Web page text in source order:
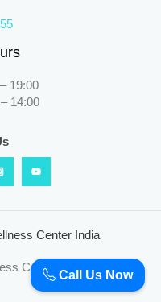
19:00
14:00
Center India
Center India
Call Us Now